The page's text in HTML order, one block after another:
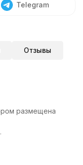
Telegram
Отзывы
размещена